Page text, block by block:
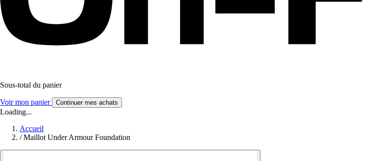
Sous-total du panier
Voir mon panier Continuer mes achats
Loading...
Accueil
/ Maillot Under Armour Foundation